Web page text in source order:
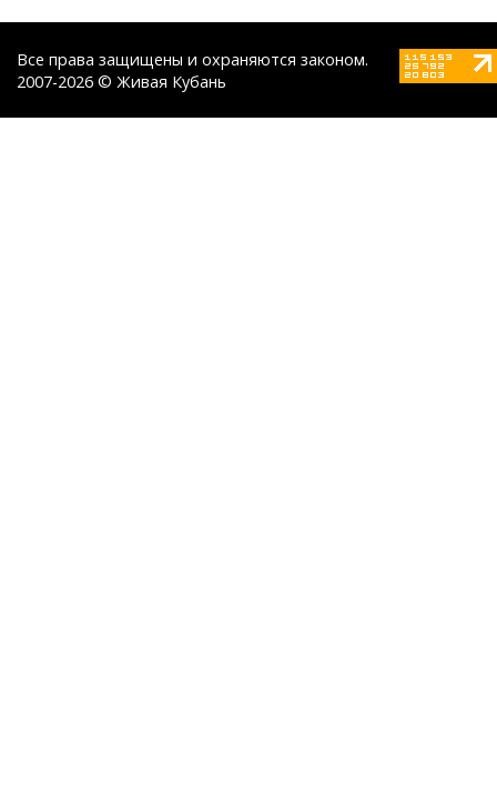
Все права защищены и охраняются законом.
2007-2026 © Живая Кубань